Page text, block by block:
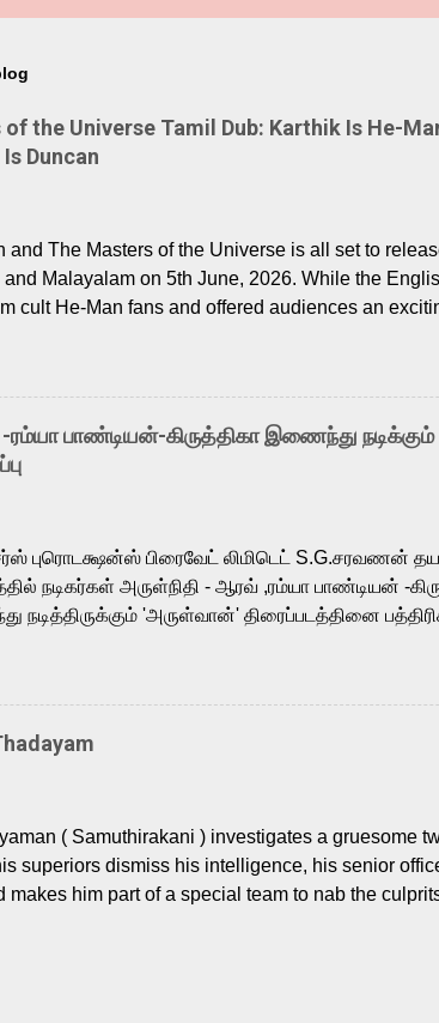
the Universe Tamil Dub: Karthik Is He-
Duncan
and The Masters of the Universe is all set to
and Malayalam on 5th June, 2026. While the
cult He-Man fans and offered audiences an
to the growing buzz is the film’s powerful Tamil
who lends his voice to the iconic
De” from Raavan, “Oru Maalai” from Ghajini,
loved for his versatile voice and strong
fit for the legendary character. Adithya Menon,
-ரம்யா பாண்டியன்-கிருத்திகா இணைந்து
புரொடக்ஷன்ஸ் பிரைவேட் லிமிடெட் S.G.சரவணன்
நடிகர்கள் அருள்நிதி - ஆரவ் ,ரம்யா பாண்டியன் -
நடித்திருக்கும் 'அருள்வான்' திரைப்படத்தினை
ஆரவ், காளி வெங்கட், ரம்யா பாண்டியன், வி டி வி
சரவணன், ஹரிஷ் உத்தமன் உள்ளிட்ட பலர்
இந்த திரைப்படத்திற்கு ஜீ. வி. பிரகாஷ் குமார்
கலை இயக்கத்தை கவனிக்க.. லாரன்ஸ் கிஷோர்
கல்வியின் அவசியத்தை வலியுறுத்தி
சக்தி பிலிம் ஃபேக்டரி நிறுவனம் சார்பில்
( Samuthirakani ) investigates a gruesome
superiors dismiss his intelligence, his senior
makes him part of a special team to nab the
dig deeper, several layers emerge which link the